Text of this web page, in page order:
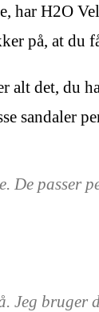
har H2O
på, at du
alt det,
sandaler
passer
Jeg